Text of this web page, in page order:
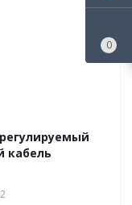
кабель
0